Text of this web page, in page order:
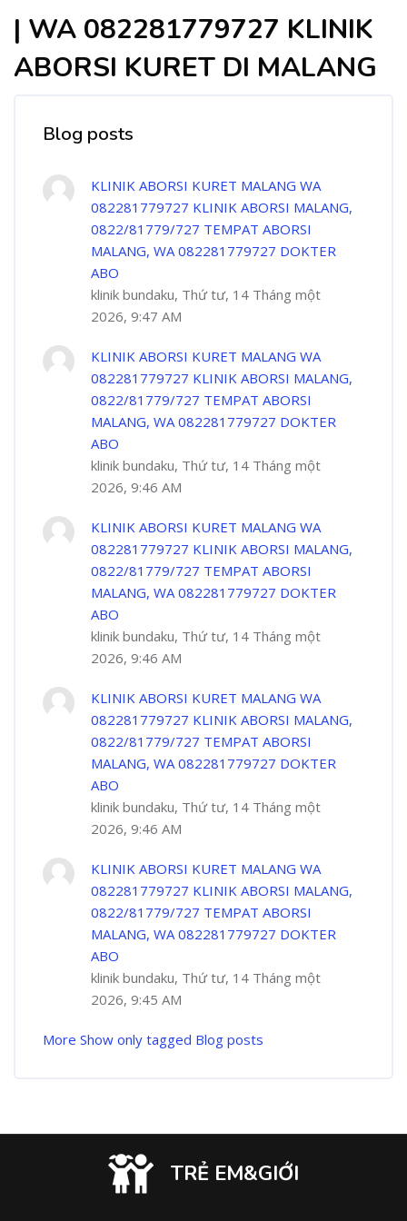
| WA 082281779727 KLINIK
ABORSI KURET DI MALANG
Blog posts
KLINIK ABORSI KURET MALANG WA
082281779727 KLINIK ABORSI MALANG,
0822/81779/727 TEMPAT ABORSI
MALANG, WA 082281779727 DOKTER
ABO
klinik bundaku, Thứ tư, 14 Tháng một
2026, 9:47 AM
KLINIK ABORSI KURET MALANG WA
082281779727 KLINIK ABORSI MALANG,
0822/81779/727 TEMPAT ABORSI
MALANG, WA 082281779727 DOKTER
ABO
klinik bundaku, Thứ tư, 14 Tháng một
2026, 9:46 AM
KLINIK ABORSI KURET MALANG WA
082281779727 KLINIK ABORSI MALANG,
0822/81779/727 TEMPAT ABORSI
MALANG, WA 082281779727 DOKTER
ABO
klinik bundaku, Thứ tư, 14 Tháng một
2026, 9:46 AM
KLINIK ABORSI KURET MALANG WA
082281779727 KLINIK ABORSI MALANG,
0822/81779/727 TEMPAT ABORSI
MALANG, WA 082281779727 DOKTER
ABO
klinik bundaku, Thứ tư, 14 Tháng một
2026, 9:46 AM
KLINIK ABORSI KURET MALANG WA
082281779727 KLINIK ABORSI MALANG,
0822/81779/727 TEMPAT ABORSI
MALANG, WA 082281779727 DOKTER
ABO
klinik bundaku, Thứ tư, 14 Tháng một
2026, 9:45 AM
More Show only tagged Blog posts
TRẺ EM&GIỚI